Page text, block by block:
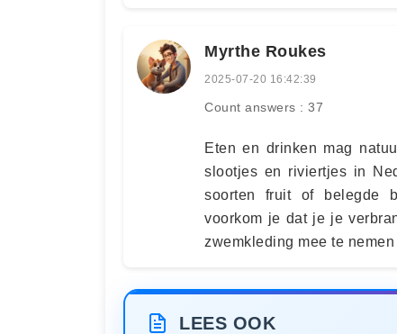
Myrthe Roukes
2025-07-20 16:42:39
Count answers : 37
Eten en drinken mag
slootjes en riviertjes in
soorten fruit of belegde
voorkom je dat je je
zwemkleding mee te
LEES OOK